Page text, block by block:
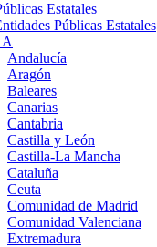
Estatales
Públicas Estatales
Andalucía
Aragón
Baleares
Canarias
Cantabria
Castilla y León
Castilla-La Mancha
Cataluña
Ceuta
Comunidad de Madrid
Comunidad Valenciana
Extremadura